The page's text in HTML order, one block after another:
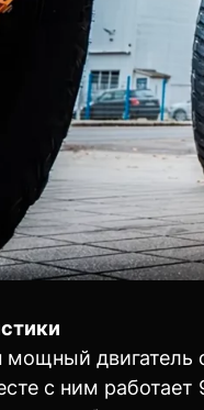
мощный
с ним работает